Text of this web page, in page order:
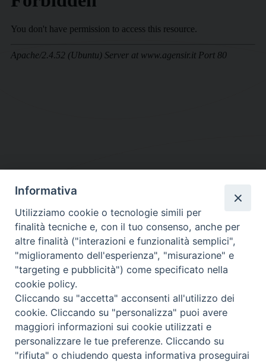
DIOCESI SUBURBICARIA DI ALBANO
Contatti:Tel.: 06.93268401 - Fax.: 06.9323844
E-mail:curia@diocesidialbano.it
Orari: dal Lunedì al Venerdì Ore: 9:00 - 13:00
Lunedì, Mercoledì e Venerdì, Ore 9:30 - 12:30
Diocesi Suburbicaria di Albano
Informativa
Utilizziamo cookie o tecnologie simili per
finalità tecniche e, con il tuo consenso, anche per
altre finalità ("interazioni e funzionalità semplici",
"miglioramento dell'esperienza", "misurazione" e
"targeting e pubblicità") come specificato nella
cookie policy.
Cliccando su "accetta" acconsenti all'utilizzo dei
cookie. Cliccando su "personalizza" puoi avere
maggiori informazioni sui cookie utilizzati e
personalizzare le tue preferenze. Cliccando su
"rifiuta" o chiudendo questa informativa proseguirai